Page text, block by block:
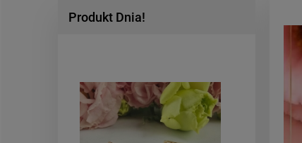
Produkt Dnia!